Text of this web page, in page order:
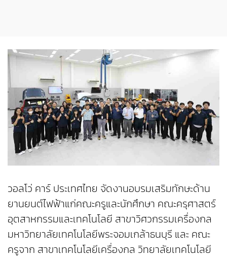
วอลโว่ คาร์ ประเทศไทย จัดงานอบรมเสริมทักษะด้าน
ยานยนต์ไฟฟ้าแก่คณะครูและนักศึกษา คณะครุศาสตร์
อุตสาหกรรมและเทคโนโลยี สาขาวิศวกรรมเครื่องกล
มหาวิทยาลัยเทคโนโลยีพระจอมเกล้าธนบุรี และ คณะ
ครูจาก สาขาเทคโนโลยีเครื่องกล วิทยาลัยเทคโนโลยี